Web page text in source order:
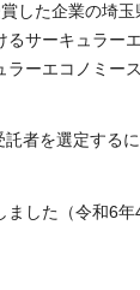
した企業の埼
るサーキュラー
ラーエコノミー
者を選定する
した（令和6年